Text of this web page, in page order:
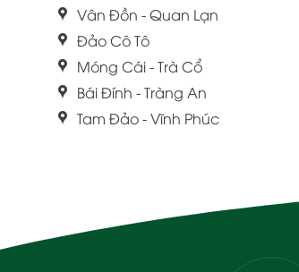
Vân Đồn - Quan Lạn
Đảo Cô Tô
Móng Cái - Trà Cổ
Bái Đính - Tràng An
Tam Đảo - Vĩnh Phúc